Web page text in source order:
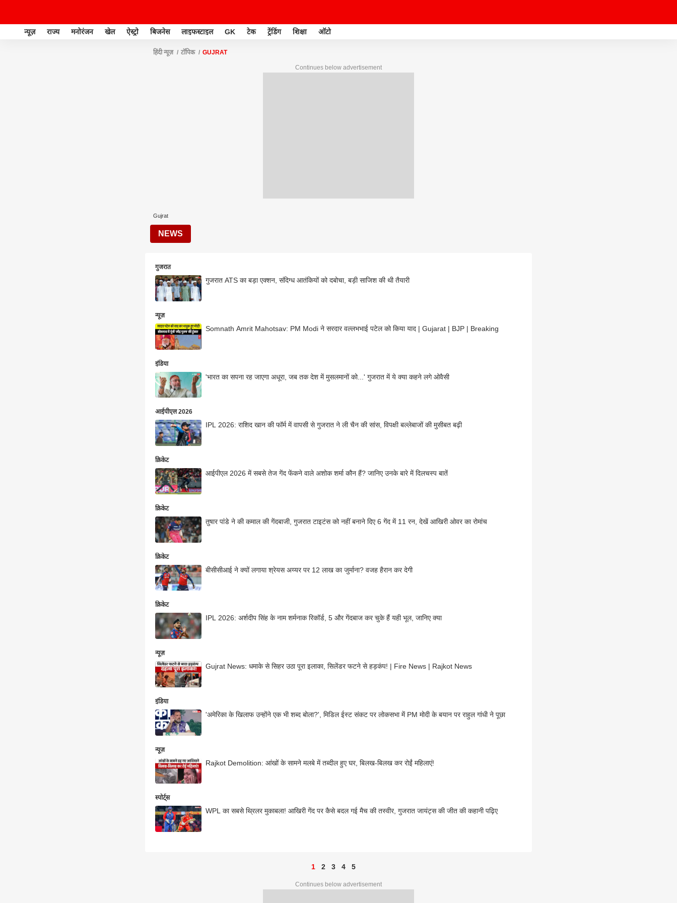
न्यूज़ राज्य मनोरंजन खेल ऐस्ट्रो बिजनेस लाइफस्टाइल GK टेक ट्रेंडिंग शिक्षा ऑटो
हिंदी न्यूज़ टॉपिक GUJRAT
Continues below advertisement
Gujrat
NEWS
गुजरात
गुजरात ATS का बड़ा एक्शन, संदिग्ध आतंकियों को दबोचा, बड़ी साजिश की थी तैयारी
न्यूज़
Somnath Amrit Mahotsav: PM Modi ने सरदार वल्लभभाई पटेल को किया याद | Gujarat | BJP | Breaking
इंडिया
'भारत का सपना रह जाएगा अधूरा, जब तक देश में मुसलमानों को...' गुजरात में ये क्या कहने लगे ओवैसी
आईपीएल 2026
IPL 2026: राशिद खान की फॉर्म में वापसी से गुजरात ने ली चैन की सांस, विपक्षी बल्लेबाजों की मुसीबत बढ़ी
क्रिकेट
आईपीएल 2026 में सबसे तेज गेंद फेंकने वाले अशोक शर्मा कौन हैं? जानिए उनके बारे में दिलचस्प बातें
क्रिकेट
तुषार पांडे ने की कमाल की गेंदबाजी, गुजरात टाइटंस को नहीं बनाने दिए 6 गेंद में 11 रन, देखें आखिरी ओवर का रोमांच
क्रिकेट
बीसीसीआई ने क्यों लगाया श्रेयस अय्यर पर 12 लाख का जुर्माना? वजह हैरान कर देगी
क्रिकेट
IPL 2026: अर्शदीप सिंह के नाम शर्मनाक रिकॉर्ड, 5 और गेंदबाज कर चुके हैं यही भूल, जानिए क्या
न्यूज़
Gujrat News: धमाके से सिहर उठा पूरा इलाका, सिलेंडर फटने से हड़कंप! | Fire News | Rajkot News
इंडिया
'अमेरिका के खिलाफ उन्होंने एक भी शब्द बोला?', मिडिल ईस्ट संकट पर लोकसभा में PM मोदी के बयान पर राहुल गांधी ने पूछा
न्यूज़
Rajkot Demolition: आंखों के सामने मलबे में तब्दील हुए घर, बिलख-बिलख कर रोईं महिलाएं!
स्पोर्ट्स
WPL का सबसे थ्रिलर मुकाबला! आखिरी गेंद पर कैसे बदल गई मैच की तस्वीर, गुजरात जायंट्स की जीत की कहानी पढ़िए
1 2 3 4 5
Continues below advertisement